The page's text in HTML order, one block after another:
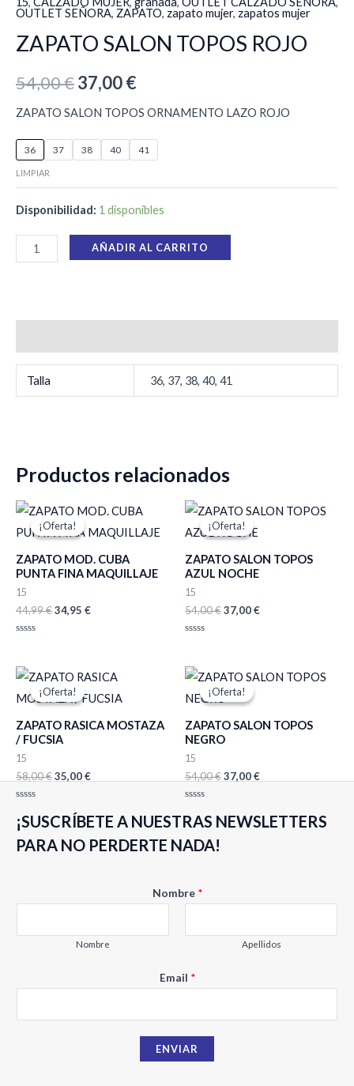
OUTLET SEÑORA, ZAPATO, zapato mujer, zapatos mujer
ZAPATO SALON TOPOS ROJO
54,00€37,00€
ZAPATO SALON TOPOS ORNAMENTO LAZO ROJO
36 37 38 40 41
LIMPIAR
Disponibilidad: 1 disponibles
AÑADIR AL CARRITO
Talla 36, 37, 38, 40, 41
Productos relacionados
¡Oferta!
¡Oferta!
ZAPATO MOD. CUBA
PUNTA FINA MAQUILLAJE
15
44,99€
El
precio
original
44,99 €.
34,95 €
El
precio
actual
34,95 €.
de
5
¡Oferta!
¡Oferta!
ZAPATO SALON TOPOS
AZUL NOCHE
15
54,00€
El
precio
original
54,00 €.
37,00€
El
precio
37,00 €.
de
5
¡Oferta!
¡Oferta!
ZAPATO RASICA MOSTAZA
/ FUCSIA
15
58,00€
El
precio
original
58,00 €.
35,00€
El
precio
actual
35,00 €.
con
0
5
¡Oferta!
¡Oferta!
ZAPATO SALON TOPOS
NEGRO
15
54,00€
El
precio
original
54,00 €.
37,00€
El
precio
37,00 €.
con
0
5
¡SUSCRÍBETE A NUESTRAS NEWSLETTERS
PARA NO PERDERTE NADA!
Nombre *
Nombre Apellidos
m
l
Email *
ENVIAR